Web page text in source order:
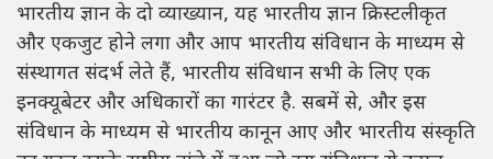
भारतीय ज्ञान के दो व्याख्यान, यह भारतीय ज्ञान क्रिस्टलीकृत
और एकजुट होने लगा और आप भारतीय संविधान के माध्यम से
संस्थागत संदर्भ लेते हैं, भारतीय संविधान सभी के लिए एक
इनक्यूबेटर और अधिकारों का गारंटर है. सबमें से, और इस
संविधान के माध्यम से भारतीय कानून आए और भारतीय संस्कृति